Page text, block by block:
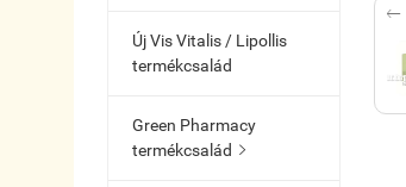
Új Vis Vitalis / Lipollis
termékcsalád
Green Pharmacy
termékcsalád 
